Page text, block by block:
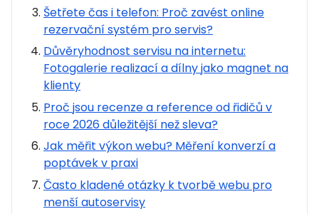
Šetřete čas i telefon: Proč zavést online
rezervační systém pro servis?
Důvěryhodnost servisu na internetu:
Fotogalerie realizací a dílny jako magnet na
klienty
Proč jsou recenze a reference od řidičů v
roce 2026 důležitější než sleva?
Jak měřit výkon webu? Měření konverzí a
poptávek v praxi
Často kladené otázky k tvorbě webu pro
menší autoservisy